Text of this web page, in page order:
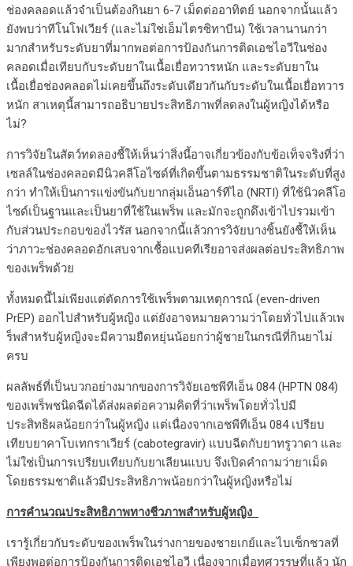
ช่องคลอดแล้วจำเป็นต้องกินยา 6-7 เม็ดต่ออาทิตย์ นอกจากนั้นแล้ว
ยังพบว่าทีโนโฟเวียร์ (และไม่ใช่เอ็มไตรซิทาบีน) ใช้เวลานานกว่า
มากสำหรับระดับยาที่มากพอต่อการป้องกันการติดเอชไอวีในช่อง
คลอดเมื่อเทียบกับระดับยาในเนื้อเยื่อทวารหนัก และระดับยาใน
เนื้อเยื่อช่องคลอดไม่เคยขึ้นถึงระดับเดียวกันกับระดับในเนื้อเยื่อทวาร
หนัก สาเหตุนี้สามารถอธิบายประสิทธิภาพที่ลดลงในผู้หญิงได้หรือ
ไม่?
การวิจัยในสัตว์ทดลองชี้ให้เห็นว่าสิ่งนี้อาจเกี่ยวข้องกับข้อเท็จจริงที่ว่า
เซลล์ในช่องคลอดมีนิวคลีโอไซด์ที่เกิดขึ้นตามธรรมชาติในระดับที่สูง
กว่า ทำให้เป็นการแข่งขันกับยากลุ่มเอ็นอาร์ทีไอ (NRTI) ที่ใช้นิวคลีโอ
ไซด์เป็นฐานและเป็นยาที่ใช้ในเพร็พ และมักจะถูกดึงเข้าไปรวมเข้า
กับส่วนประกอบของไวรัส นอกจากนี้แล้วการวิจัยบางชิ้นยังชี้ให้เห็น
ว่าภาวะช่องคลอดอักเสบจากเชื้อแบคทีเรียอาจส่งผลต่อประสิทธิภาพ
ของเพร็พด้วย
ทั้งหมดนี้ไม่เพียงแต่ตัดการใช้เพร็พตามเหตุการณ์ (even-driven
PrEP) ออกไปสำหรับผู้หญิง แต่ยังอาจหมายความว่าโดยทั่วไปแล้วเพ
ร็พสำหรับผู้หญิงจะมีความยืดหยุ่นน้อยกว่าผู้ชายในกรณีที่กินยาไม่
ครบ
ผลลัพธ์ที่เป็นบวกอย่างมากของการวิจัยเอชพีทีเอ็น 084 (HPTN 084)
ของเพร็พชนิดฉีดได้ส่งผลต่อความคิดที่ว่าเพร็พโดยทั่วไปมี
ประสิทธิผลน้อยกว่าในผู้หญิง แต่เนื่องจากเอชพีทีเอ็น 084 เปรียบ
เทียบยาคาโบเทกราเวียร์ (cabotegravir) แบบฉีดกับยาทรูวาดา และ
ไม่ใช่เป็นการเปรียบเทียบกับยาเลียนแบบ จึงเปิดคำถามว่ายาเม็ด
โดยธรรมชาติแล้วมีประสิทธิภาพน้อยกว่าในผู้หญิงหรือไม่
การคำนวณประสิทธิภาพทางชีวภาพสำหรับผู้หญิง
เรารู้เกี่ยวกับระดับของเพร็พในร่างกายของชายเกย์และไบเซ็กชวลที่
เพียงพอต่อการป้องกันการติดเอชไอวี เนื่องจากเมื่อทศวรรษที่แล้ว นัก